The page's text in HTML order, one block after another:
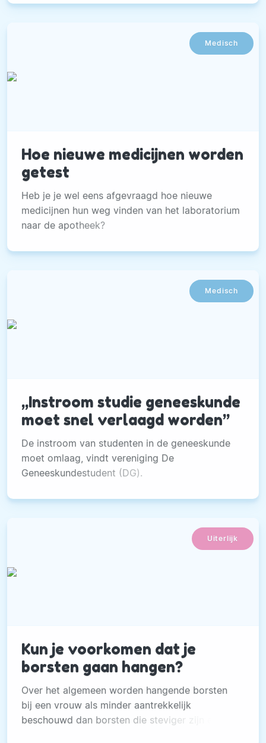
Medisch
Hoe nieuwe medicijnen worden
getest
Heb je je wel eens afgevraagd hoe nieuwe
medicijnen hun weg vinden van het laboratorium
naar de apotheek?
Medisch
,,Instroom studie geneeskunde
moet snel verlaagd worden’’
De instroom van studenten in de geneeskunde
moet omlaag, vindt vereniging De
Geneeskundestudent (DG).
Uiterlijk
Kun je voorkomen dat je
borsten gaan hangen?
Over het algemeen worden hangende borsten
bij een vrouw als minder aantrekkelijk
beschouwd dan borsten die steviger zijn en